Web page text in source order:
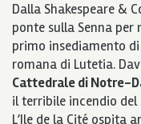
Dalla Shakespeare &
ponte sulla Senna per
primo insediamento
romana di Lutetia.
Cattedrale di Notre-
il terribile incendio
L’Ile de la Cité ospita